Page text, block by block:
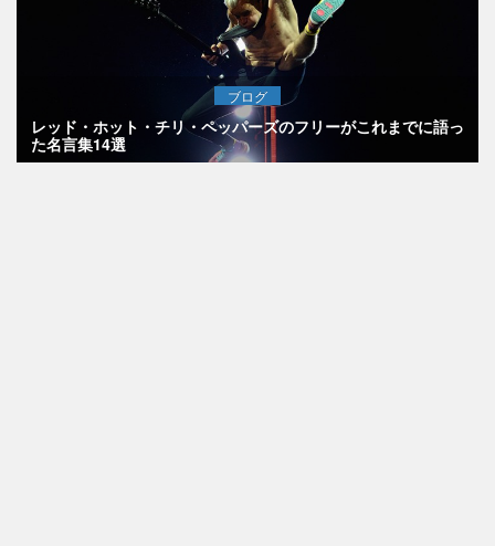
ブログ
レッド・ホット・チリ・ペッパーズのフリーがこれまでに語っ
た名言集14選